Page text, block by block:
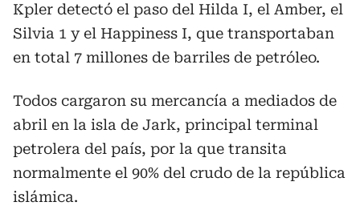
Kpler detectó el paso del Hilda I, el Amber, el
Silvia 1 y el Happiness I, que transportaban
en total 7 millones de barriles de petróleo.
Todos cargaron su mercancía a mediados de
abril en la isla de Jark, principal terminal
petrolera del país, por la que transita
normalmente el 90% del crudo de la república
islámica.